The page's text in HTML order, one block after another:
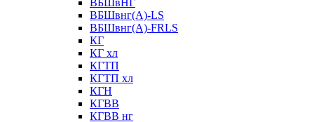
ВБШвНГ
ВБШвнг(А)-LS
ВБШвнг(А)-FRLS
КГ
КГ хл
КГТП
КГТП хл
КГН
КГВВ
КГВВ нг